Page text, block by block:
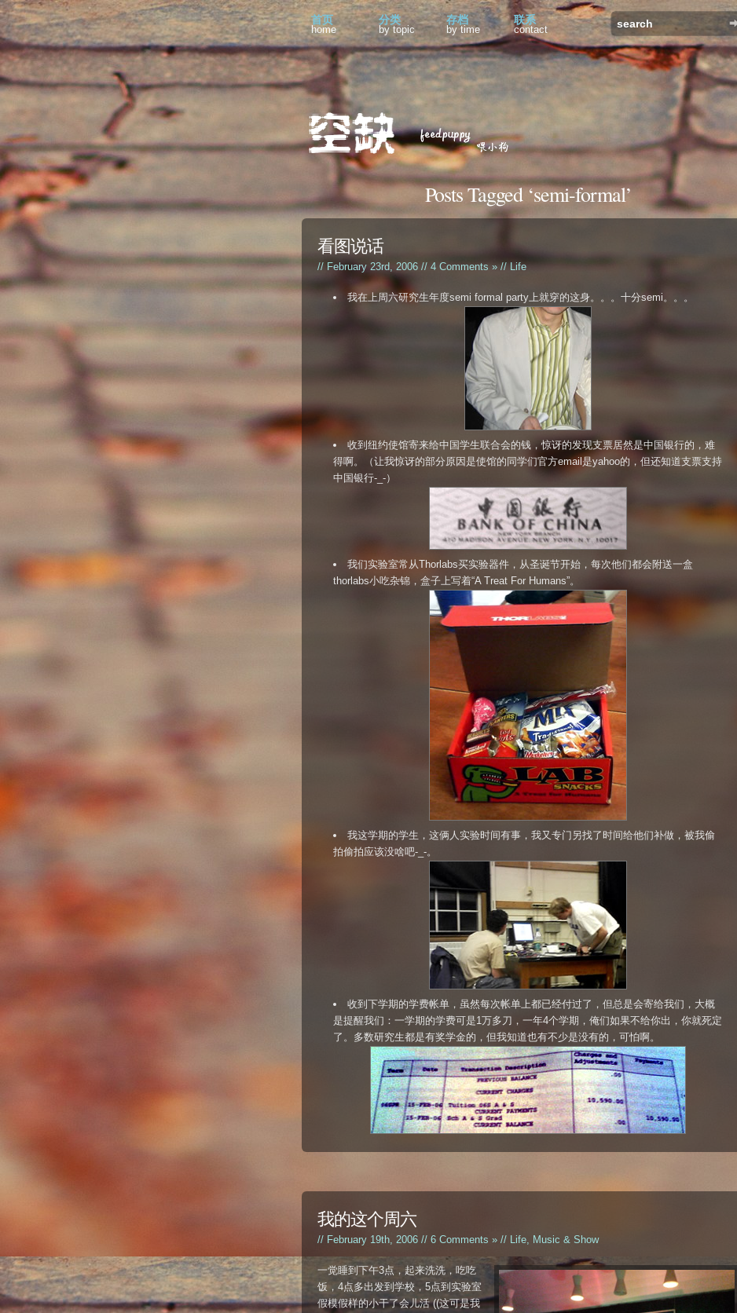
首页
home
分类
by topic
存档
by time
联系
contact
Posts Tagged ‘semi-formal’
看图说话
// February 23rd, 2006 // 4 Comments »//Life
我在上周六研究生年度semi formal party上就穿的这身。。。十分semi。。。
收到纽约使馆寄来给中国学生联合会的钱，惊讶的发现支票居然是中国银行的，难
得啊。（让我惊讶的部分原因是使馆的同学们官方email是yahoo的，但还知道支票支持
中国银行-_-）
我们实验室常从Thorlabs买实验器件，从圣诞节开始，每次他们都会附送一盒
thorlabs小吃杂锦，盒子上写着“A Treat For Humans”。
我这学期的学生，这俩人实验时间有事，我又专门另找了时间给他们补做，被我偷
拍偷拍应该没啥吧-_-。
收到下学期的学费帐单，虽然每次帐单上都已经付过了，但总是会寄给我们，大概
是提醒我们：一学期的学费可是1万多刀，一年4个学期，俺们如果不给你出，你就死定
了。多数研究生都是有奖学金的，但我知道也有不少是没有的，可怕啊。
我的这个周六
// February 19th, 2006 // 6 Comments »// Life, Music & Show
一觉睡到下午3点，起来洗洗，吃吃
饭，4点多出发到学校，5点到实验室
假模假样的小干了会儿活 ((这可是我